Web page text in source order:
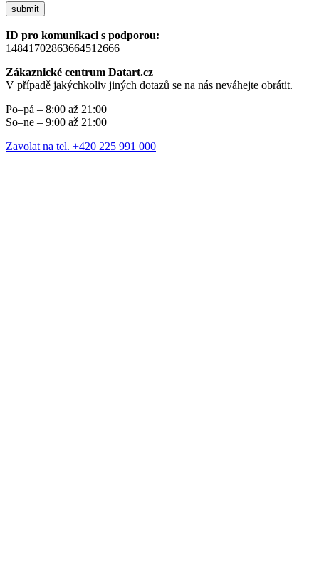
submit
ID pro komunikaci s podporou:
14841702863664512666
Zákaznické centrum Datart.cz
V případě jakýchkoliv jiných dotazů se na nás neváhejte obrátit.
Po–pá – 8:00 až 21:00
So–ne – 9:00 až 21:00
Zavolat na tel. +420 225 991 000